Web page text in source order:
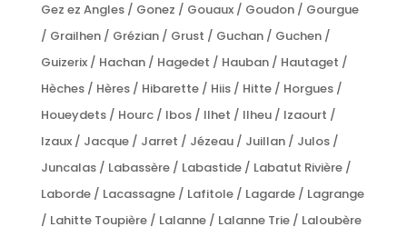
Gez ez Angles / Gonez / Gouaux / Goudon / Gourgue
/ Grailhen / Grézian / Grust / Guchan / Guchen /
Guizerix / Hachan / Hagedet / Hauban / Hautaget /
Hèches / Hères / Hibarette / Hiis / Hitte / Horgues /
Houeydets / Hourc / Ibos / Ilhet / Ilheu / Izaourt /
Izaux / Jacque / Jarret / Jézeau / Juillan / Julos /
Juncalas / Labassère / Labastide / Labatut Rivière /
Laborde / Lacassagne / Lafitole / Lagarde / Lagrange
/ Lahitte Toupière / Lalanne / Lalanne Trie / Laloubère